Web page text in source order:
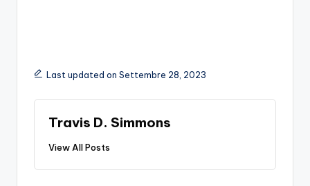
Last updated on Settembre 28, 2023
Travis D. Simmons
View All Posts